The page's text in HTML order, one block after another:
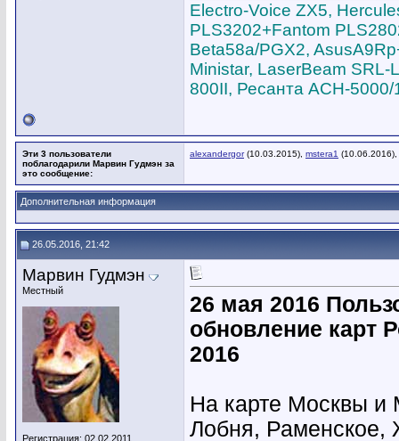
Electro-Voice ZX5,
PLS3202+Fantom
Beta58a/PGX2,
Ministar, LaserBeam SRL-
800II, Ресанта АСН-5000/
Эти 3 пользователи
поблагодарили Марвин Гудмэн за
это сообщение:
alexandergor(10.03.2015), mstera1 (10.06.2016),
Дополнительная информация
26.05.2016, 21:42
Марвин Гудмэн
Местный
Регистрация: 02.02.2011
26 мая 2016
обновление карт
2016
На карте Москвы и
Лобня, Раменское,